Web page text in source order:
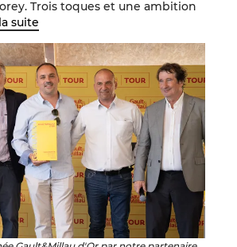
Trois toques et une ambition
suite